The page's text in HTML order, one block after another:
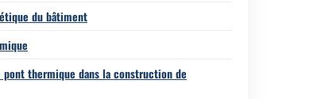
du bâtiment
thermique dans la construction de